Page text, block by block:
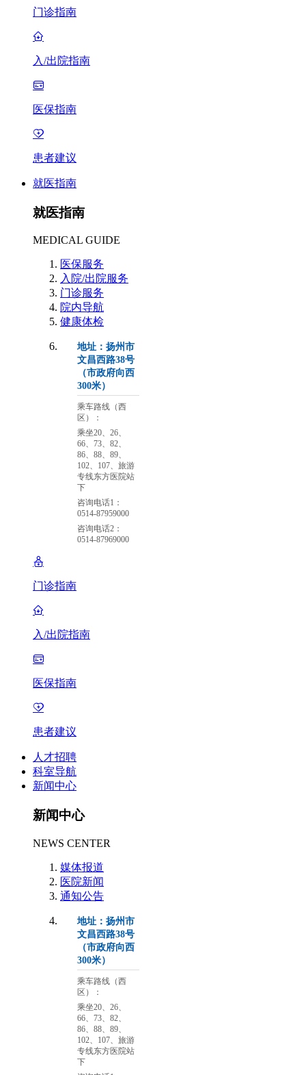
门诊指南
入/出院指南
医保指南
患者建议
就医指南
就医指南
MEDICAL GUIDE
医保服务
入院/出院服务
门诊服务
院内导航
健康体检
地址：扬州市
文昌西路38号
（市政府向西
300米）
乘车路线（西
区）：
乘坐20、26、
66、73、82、
86、88、89、
102、107、旅游
专线东方医院站
下
咨询电话1：
0514-87959000
咨询电话2：
0514-87969000
门诊指南
入/出院指南
医保指南
患者建议
人才招聘
科室导航
新闻中心
新闻中心
NEWS CENTER
媒体报道
医院新闻
通知公告
地址：扬州市
文昌西路38号
（市政府向西
300米）
乘车路线（西
区）：
乘坐20、26、
66、73、82、
86、88、89、
102、107、旅游
专线东方医院站
下